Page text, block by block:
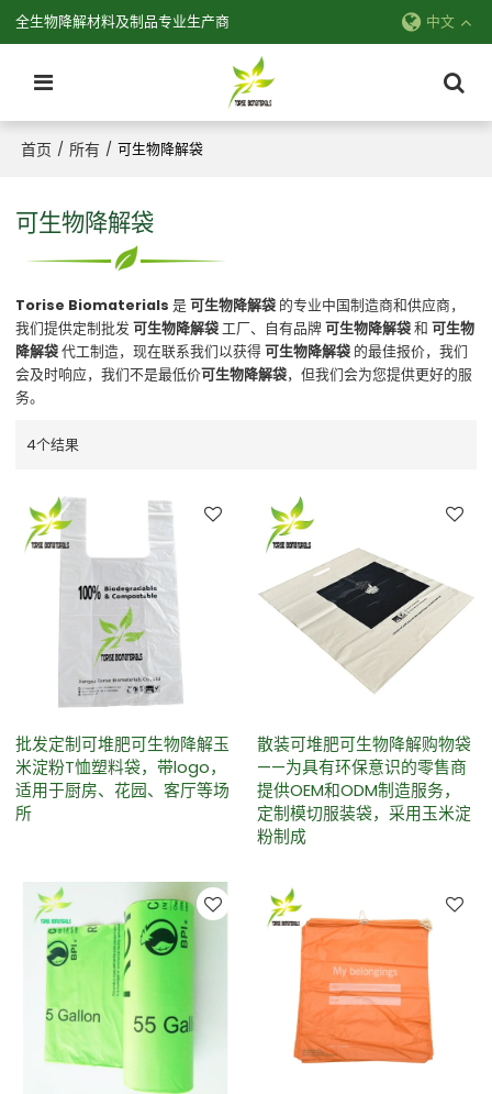
全生物降解材料及制品专业生产商 中文
首页 / 所有 / 可生物降解袋
可生物降解袋
Torise Biomaterials 是可生物降解袋 的专业中国制造商和供应商，
我们提供定制批发可生物降解袋工厂、自有品牌可生物降解袋和可生物
降解袋代工制造，现在联系我们以获得可生物降解袋 的最佳报价，我们
会及时响应，我们不是最低价可生物降解袋，但我们会为您提供更好的服
务。
4个结果
批发定制可堆肥可生物降解玉
米淀粉T恤塑料袋，带logo，
适用于厨房、花园、客厅等场
所
散装可堆肥可生物降解购物袋
——为具有环保意识的零售商
提供OEM和ODM制造服务，
定制模切服装袋，采用玉米淀
粉制成